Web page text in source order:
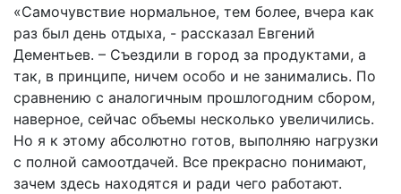
«Самочувствие нормальное, тем более, вчера как
раз был день отдыха, - рассказал Евгений
Дементьев. – Съездили в город за продуктами, а
так, в принципе, ничем особо и не занимались. По
сравнению с аналогичным прошлогодним сбором,
наверное, сейчас объемы несколько увеличились.
Но я к этому абсолютно готов, выполняю нагрузки
с полной самоотдачей. Все прекрасно понимают,
зачем здесь находятся и ради чего работают.